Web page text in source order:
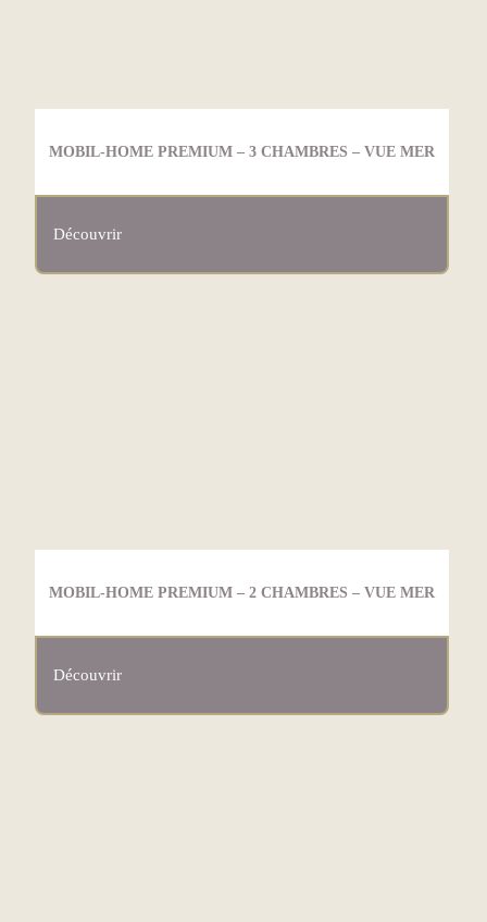
MOBIL-HOME PREMIUM – 3 CHAMBRES – VUE MER
Découvrir
MOBIL-HOME PREMIUM – 2 CHAMBRES – VUE MER
Découvrir